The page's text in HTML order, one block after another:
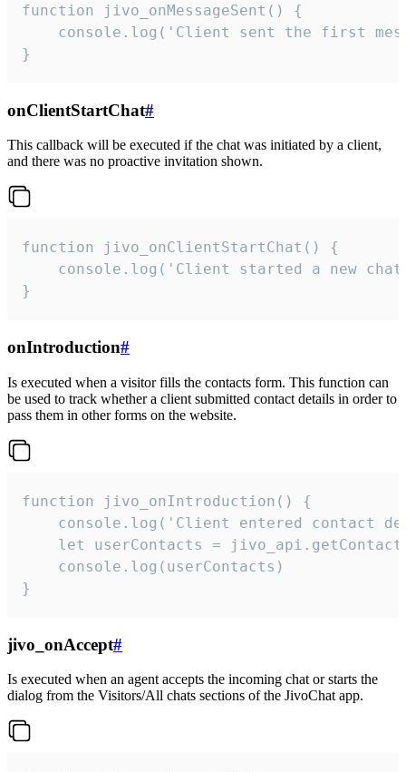
function jivo_onMessageSent() {
console.log('Client sent the first
}
onClientStartChat#
This callback will be executed if the chat was initiated by a client,
and there was no proactive invitation shown.
function jivo_onClientStartChat() {
console.log('Client started a new
}
onIntroduction#
Is executed when a visitor fills the contacts form. This function can
be used to track whether a client submitted contact details in order to
pass them in other forms on the website.
function jivo_onIntroduction() {
console.log('Client entered contact
let userContacts =
    console.log(userContacts)
}
jivo_onAccept#
Is executed when an agent accepts the incoming chat or starts the
dialog from the Visitors/All chats sections of the JivoChat app.